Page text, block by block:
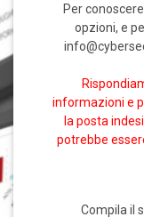
Per
opzioni, e
informazioni e
la posta
potrebbe
Compila il